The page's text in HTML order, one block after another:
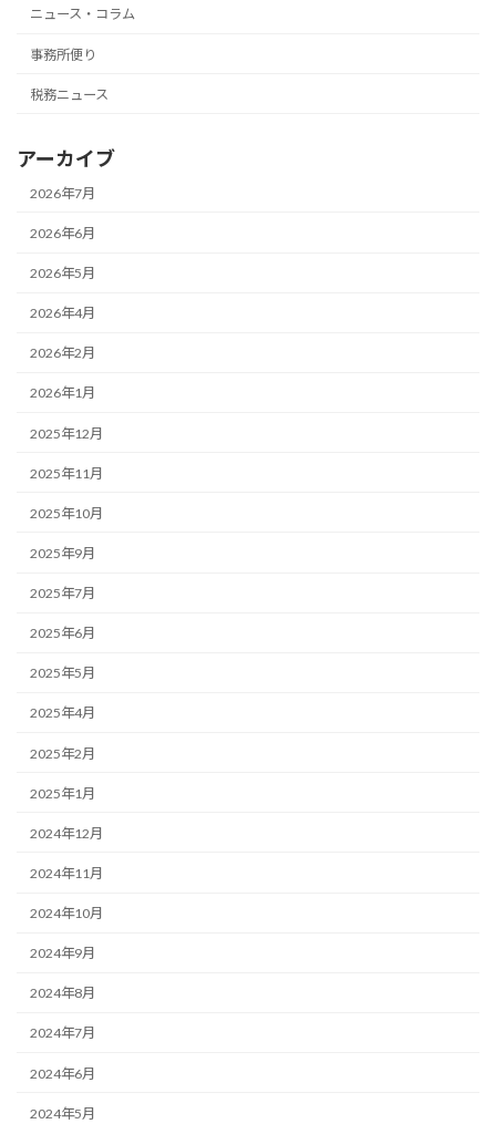
ニュース・コラム
事務所便り
税務ニュース
アーカイブ
2026年7月
2026年6月
2026年5月
2026年4月
2026年2月
2026年1月
2025年12月
2025年11月
2025年10月
2025年9月
2025年7月
2025年6月
2025年5月
2025年4月
2025年2月
2025年1月
2024年12月
2024年11月
2024年10月
2024年9月
2024年8月
2024年7月
2024年6月
2024年5月